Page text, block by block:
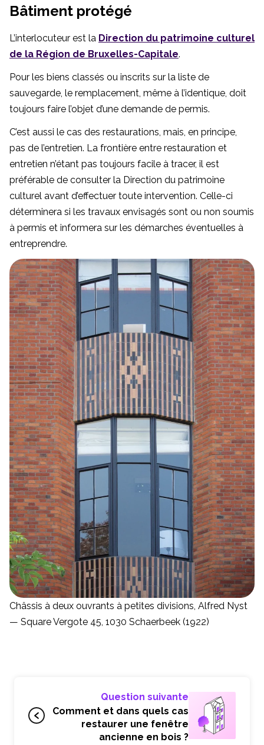
Bâtiment protégé
L’interlocuteur est la Direction du patrimoine culturel
de la Région de Bruxelles-Capitale.
Pour les biens classés ou inscrits sur la liste de
sauvegarde, le remplacement, même à l’identique, doit
toujours faire l’objet d’une demande de permis.
C’est aussi le cas des restaurations, mais, en principe,
pas de l’entretien. La frontière entre restauration et
entretien n’étant pas toujours facile à tracer, il est
préférable de consulter la Direction du patrimoine
culturel avant d’effectuer toute intervention. Celle-ci
déterminera si les travaux envisagés sont ou non soumis
à permis et informera sur les démarches éventuelles à
entreprendre.
Châssis à deux ouvrants à petites divisions, Alfred Nyst
— Square Vergote 45, 1030 Schaerbeek (1922)
Question suivante
Comment et dans quels cas
restaurer une fenêtre
ancienne en bois ?